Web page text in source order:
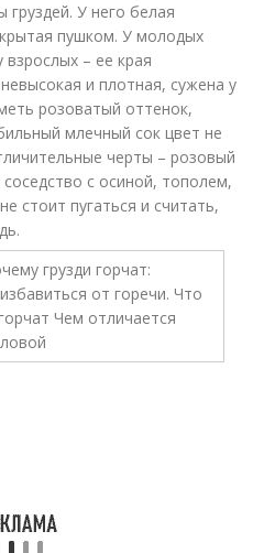
груздей. У него белая
пушком. У молодых
взрослых – ее края
и плотная, сужена у
розоватый оттенок,
млечный сок цвет не
черты – розовый
с осиной, тополем,
стоит пугаться и считать,